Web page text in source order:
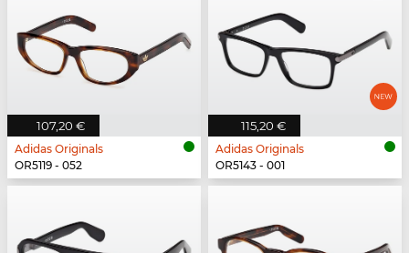
107,20 €
Adidas Originals
OR5119 - 052
115,20 €
Adidas Originals
OR5143 - 001